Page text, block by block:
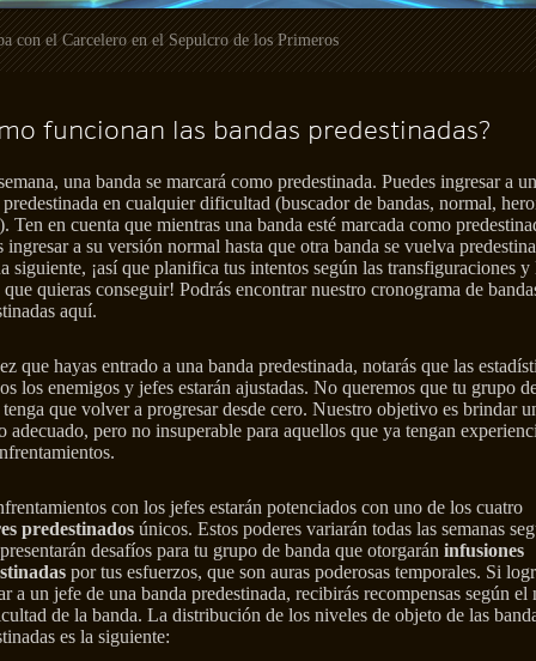
con el Carcelero en el Sepulcro de los Primeros
funcionan las bandas predestinadas?
una banda se marcará como predestinada. Puedes ingresar a
predestinada en cualquier dificultad (buscador de bandas, normal,
Ten en cuenta que mientras una banda esté marcada como
ingresar a su versión normal hasta que otra banda se vuelva
siguiente, ¡así que planifica tus intentos según las transfiguraciones y
quieras conseguir! Podrás encontrar nuestro cronograma de
aquí.
que hayas entrado a una banda predestinada, notarás que las
los enemigos y jefes estarán ajustadas. No queremos que tu grupo
tenga que volver a progresar desde cero. Nuestro objetivo es brindar
adecuado, pero no insuperable para aquellos que ya tengan
con los jefes estarán potenciados con uno de los cuatro
predestinados únicos. Estos poderes variarán todas las semanas
desafíos para tu grupo de banda que otorgarán infusiones
por tus esfuerzos, que son auras poderosas temporales. Si
a un jefe de una banda predestinada, recibirás recompensas según el
de la banda. La distribución de los niveles de objeto de las
es la siguiente: